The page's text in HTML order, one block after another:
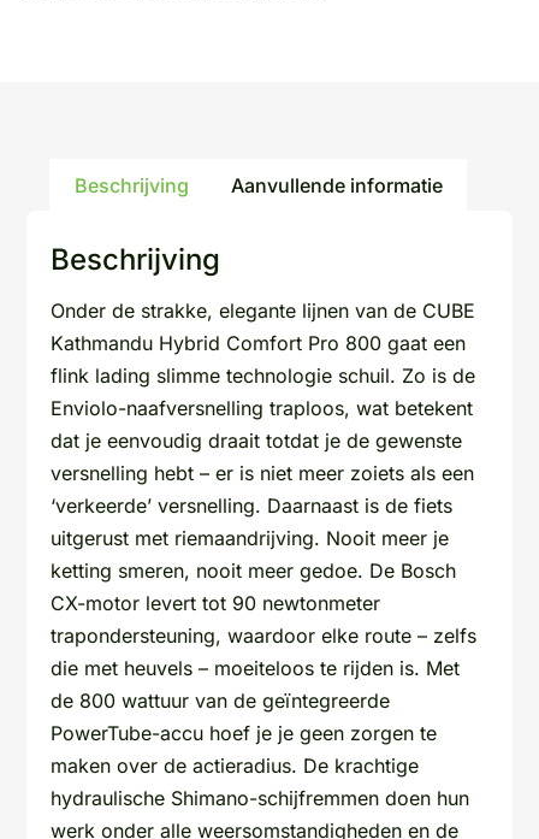
Beschrijving Aanvullende informatie
Beschrijving
Onder de strakke, elegante lijnen van de CUBE
Kathmandu Hybrid Comfort Pro 800 gaat een
flink lading slimme technologie schuil. Zo is de
Enviolo-naafversnelling traploos, wat betekent
dat je eenvoudig draait totdat je de gewenste
versnelling hebt – er is niet meer zoiets als een
‘verkeerde’ versnelling. Daarnaast is de fiets
uitgerust met riemaandrijving. Nooit meer je
ketting smeren, nooit meer gedoe. De Bosch
CX-motor levert tot 90 newtonmeter
trapondersteuning, waardoor elke route – zelfs
die met heuvels – moeiteloos te rijden is. Met
de 800 wattuur van de geïntegreerde
PowerTube-accu hoef je je geen zorgen te
maken over de actieradius. De krachtige
hydraulische Shimano-schijfremmen doen hun
werk onder alle weersomstandigheden en de